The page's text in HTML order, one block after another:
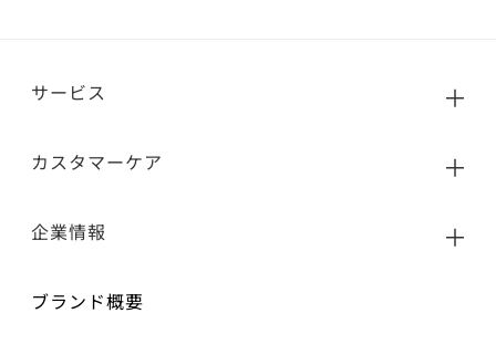
サービス
カスタマーケア
企業情報
ブランド概要